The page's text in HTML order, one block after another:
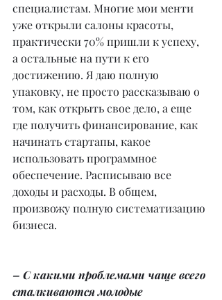
специалистам. Многие мои менти
уже открыли салоны красоты,
практически 70% пришли к успеху,
а остальные на пути к его
достижению. Я даю полную
упаковку, не просто рассказываю о
том, как открыть свое дело, а еще
где получить финансирование, как
начинать стартапы, какое
использовать программное
обеспечение. Расписываю все
доходы и расходы. В общем,
произвожу полную систематизацию
бизнеса.
– С какими проблемами чаще всего
сталкиваются молодые